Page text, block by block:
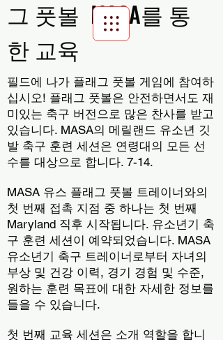
Scroll Menu
그 풋볼 MASA를 통
한 교육
필드에 나가 플래그 풋볼 게임에 참여하
십시오! 플래그 풋볼은 안전하면서도 재
미있는 축구 버전으로 많은 찬사를 받고
있습니다. MASA의 메릴랜드 유소년 깃
발 축구 훈련 세션은 연령대의 모든 선
수를 대상으로 합니다. 7-14.
MASA 유스 플래그 풋볼 트레이너와의
첫 번째 접촉 지점 중 하나는 첫 번째
Maryland 직후 시작됩니다. 유소년기 축
구 훈련 세션이 예약되었습니다. MASA
유소년기 축구 트레이너로부터 자녀의
부상 및 건강 이력, 경기 경험 및 수준,
원하는 훈련 목표에 대한 자세한 정보를
들을 수 있습니다.
첫 번째 교육 세션은 소개 역할을 합니